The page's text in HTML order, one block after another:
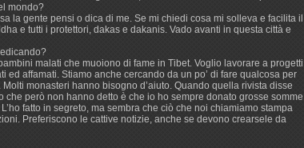
mondo?
la gente pensi o dica di me. Se mi chiedi cosa mi solleva e facilita il
e tutti i protettori, dakas e dakanis. Vado avanti in questa città e
malati che muoiono di fame in Tibet. Voglio lavorare a progetti
ed affamati. Stiamo anche cercando da un po’ di fare qualcosa per
monasteri hanno bisogno d’aiuto. Quando quella rivista disse
però non hanno detto è che io ho sempre donato grosse somme
fatto in segreto, ma sembra che ciò che noi chiamiamo stampa
Preferiscono le cattive notizie, anche se devono crearsele da